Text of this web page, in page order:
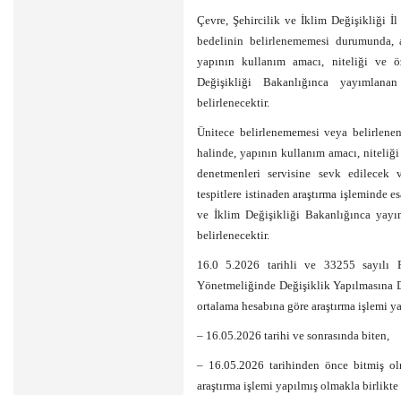
Çevre, Şehircilik ve İklim Değişikliği İl
bedelinin belirlenememesi durumunda,
yapının kullanım amacı, niteliği
Değişikliği Bakanlığınca
belirlenecektir.
Ünitece belirlenememesi veya
halinde, yapının kullanım amacı,
denetmenleri servisine sevk edilecek
tespitlere istinaden araştırma işleminde
ve İklim Değişikliği Bakanlığınca
belirlenecektir.
16.0 5.2026 tarihli ve 33255 sayılı
Yönetmeliğinde Değişiklik Yapılmasına
ortalama hesabına göre araştırma işlemi
– 16.05.2026 tarihi ve sonrasında biten,
– 16.05.2026 tarihinden önce bitmiş
araştırma işlemi yapılmış olmakla